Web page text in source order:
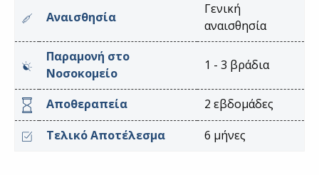
Αναισθησία
Γενική
αναισθησία
Παραμονή στο
Νοσοκομείο
1 - 3 βράδια
Αποθεραπεία
2 εβδομάδες
Τελικό Αποτέλεσμα
6 μήνες